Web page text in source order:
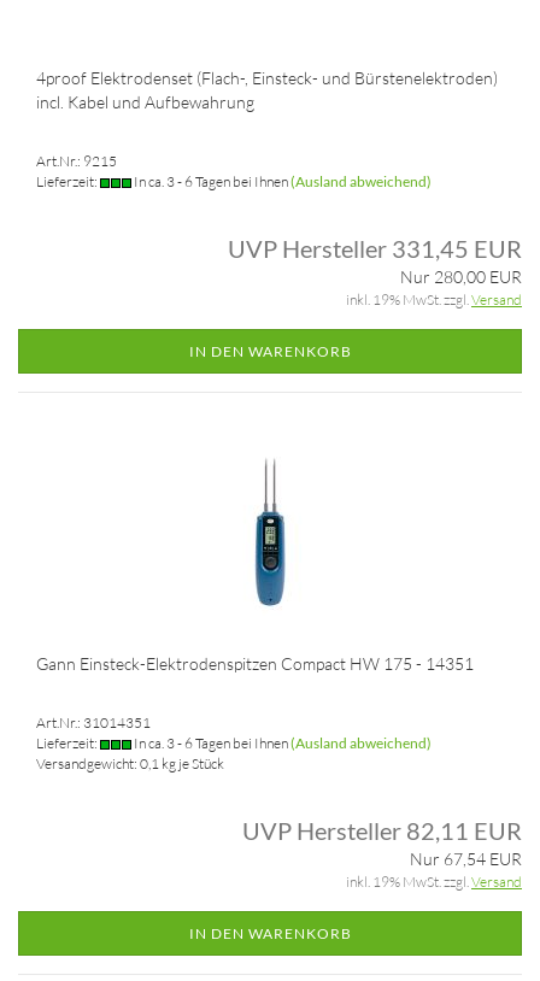
4proof Elektrodenset (Flach-, Einsteck- und Bürstenelektroden)
incl. Kabel und Aufbewahrung
Art.Nr.: 9215
Lieferzeit:
In ca. 3 - 6 Tagen bei Ihnen(Ausland abweichend)
UVP Hersteller 331,45 EUR
Nur 280,00 EUR
inkl. 19% MwSt. zzgl.Versand
IN DEN WARENKORB
Gann Einsteck-Elektrodenspitzen Compact HW 175 - 14351
Art.Nr.: 31014351
Lieferzeit:
In ca. 3 - 6 Tagen bei Ihnen(Ausland abweichend)
Versandgewicht: 0,1 kg je Stück
UVP Hersteller 82,11 EUR
Nur 67,54 EUR
inkl. 19% MwSt. zzgl.Versand
IN DEN WARENKORB